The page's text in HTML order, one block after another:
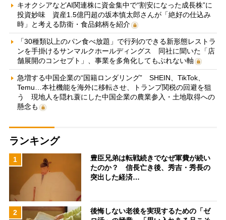
キオクシアなどAI関連株に資金集中で“割安になった成長株”に
投資妙味 資産1.5億円超の坂本慎太郎さんが「絶好の仕込み
時」と考える防衛・食品銘柄を紹介
「30種類以上のパン食べ放題」で行列のできる新形態レストラ
ンを手掛けるサンマルクホールディングス 同社に聞いた「店
舗展開のコンセプト」、事業を多角化してもぶれない軸
急増する中国企業の“国籍ロンダリング” SHEIN、TikTok、
Temu…本社機能を海外に移転させ、トランプ関税の回避を狙
う 現地人を隠れ蓑にした中国企業の農業参入・土地取得への
懸念も
ランキング
1
豊臣兄弟は転戦続きでなぜ軍費が続い
たのか？ 信長亡き後、秀吉・秀長の
突出した経済…
2
後悔しない老後を実現するための「ゼ